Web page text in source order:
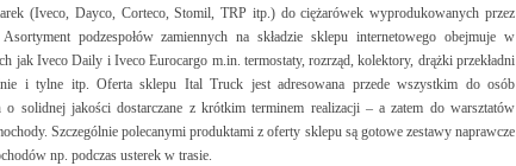
(Iveco, Dayco, Corteco, Stomil, TRP itp.) do ciężarówek wyprodukowanych przez
podzespołów zamiennych na składzie sklepu internetowego obejmuje w
jak Iveco Daily i Iveco Eurocargo m.in. termostaty, rozrząd, kolektory, drążki przekładni
i tylne itp. Oferta sklepu Ital Truck jest adresowana przede wszystkim do osób
o solidnej jakości dostarczane z krótkim terminem realizacji – a zatem do warsztatów
Szczególnie polecanymi produktami z oferty sklepu są gotowe zestawy naprawcze
np. podczas usterek w trasie.